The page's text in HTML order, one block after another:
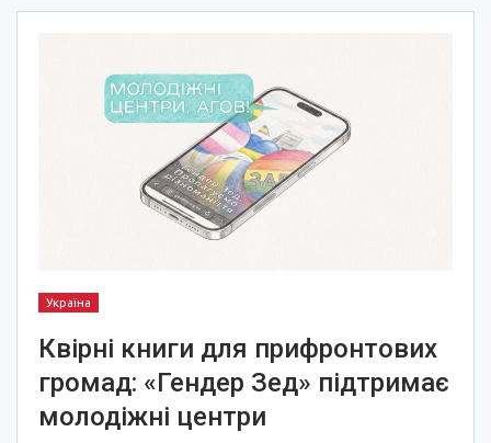
Україна
Квірні книги для прифронтових
громад: «Гендер Зед» підтримає
молодіжні центри